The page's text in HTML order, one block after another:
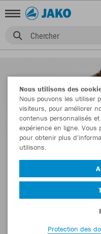
Chercher
Nous utilisons des
Nous pouvons les utiliser
visiteurs, pour améliorer
contenus personnalisés
expérience en ligne. Vous
pour obtenir plus
utilisons.
Protection des